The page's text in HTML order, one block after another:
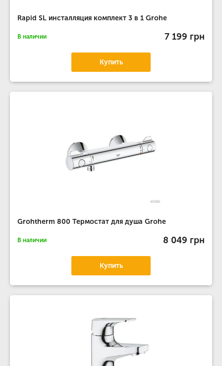
Rapid SL инсталляция комплект 3 в 1 Grohe
В наличии 7 199 грн
Купить
Grohtherm 800 Термостат для душа Grohe
В наличии 8 049 грн
Купить